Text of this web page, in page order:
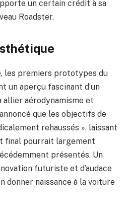
un certain crédit à sa
Roadster.
les premiers prototypes du
un aperçu fascinant d’un
allier aérodynamisme et
que les objectifs de
rehaussés », laissant
final pourrait largement
présentés. Un
futuriste et d’audace
naissance à la voiture